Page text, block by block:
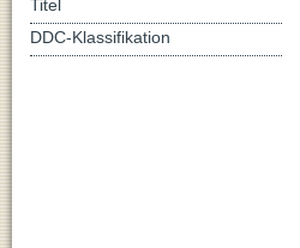
Titel
DDC-Klassifikation